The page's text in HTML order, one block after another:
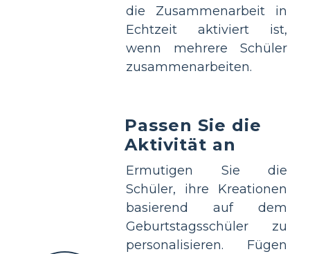
die Zusammenarbeit in
Echtzeit aktiviert ist,
wenn mehrere Schüler
zusammenarbeiten.
Passen Sie die
Aktivität an
Ermutigen Sie die
Schüler, ihre Kreationen
basierend auf dem
Geburtstagsschüler zu
personalisieren. Fügen